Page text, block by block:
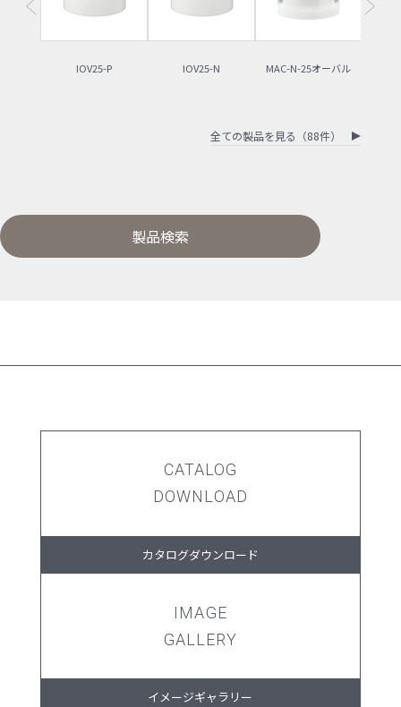
IOV25-P IOV25-N MAC-N-25オーバル
全ての製品を見る（88件）
製品検索
CATALOG
DOWNLOAD
カタログダウンロード
IMAGE
GALLERY
イメージギャラリー